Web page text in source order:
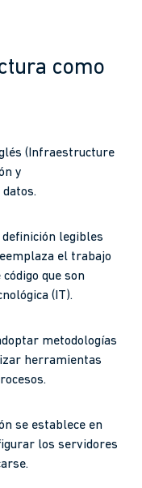
como
(Infraestructure
y
definición legibles
el trabajo
que son
(IT).
metodologías
herramientas
se establece en
los servidores